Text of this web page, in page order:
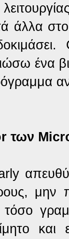
άλλα
ένα
των
μην
τόσο